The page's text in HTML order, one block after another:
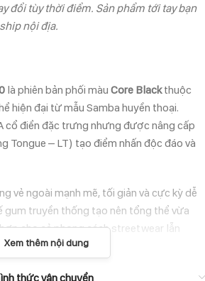
đổi tùy thời điểm. Sản phẩm tới tay bạn
nội địa.
là phiên bản phối màu Core Blackthuộc
hiện đại từ mẫu Samba huyền thoại.
cổ điển đặc trưng nhưng được nâng cấp
Tongue – LT) tạo điểm nhấn độc đáo và
vẻ ngoài mạnh mẽ, tối giản và cực kỳ dễ
gum truyền thống tạo nên tổng thể vừa
cho cả phong cách streetwear lẫn
Xem thêm nội dung
thức vận chuyển